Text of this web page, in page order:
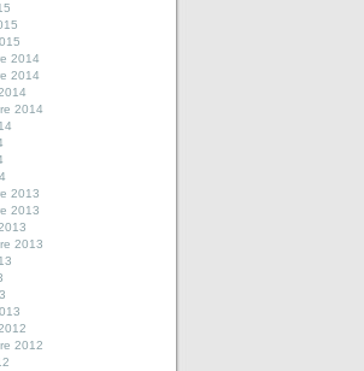
2014
2014
2014
2013
2013
2013
2012